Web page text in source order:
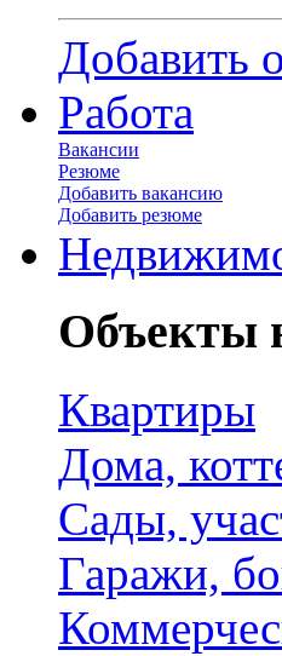
Добавить
Работа
Вакансии
Резюме
Добавить вакансию
Добавить резюме
Объекты
Квартиры
Дома,
Сады,
Гаражи,